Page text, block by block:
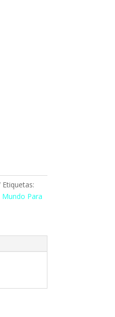
Etiquetas:
Mundo Para